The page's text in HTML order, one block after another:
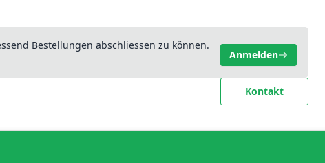
Bestellungen abschliessen zu können.
Anmelden
Kontakt